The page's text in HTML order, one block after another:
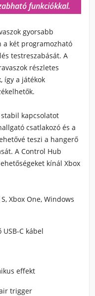
funkciókkal.
gyorsabb
a két programozható
testreszabását. A
részletes
így a játékok
kapcsolatot
csatlakozó és a
teszi a hangerő
A Control Hub
kínál Xbox
Xbox One, Windows
C kábel
effekt
trigger